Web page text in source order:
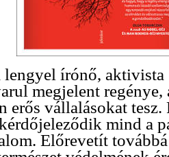
lengyel írónő, aktivista
megjelent regénye,
erős vállalásokat
mind a
Előrevetít